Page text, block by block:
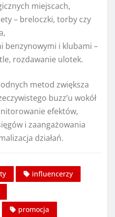
miejscach,
– breloczki, torby czy
benzynowymi i klubami –
rozdawanie ulotek.
metod zwiększa
buzz’u wokół
efektów,
i zaangażowania
działań.
influencerzy
promocja